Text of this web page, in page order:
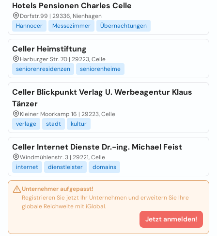
Hotels Pensionen Charles Celle
Dorfstr.99 | 29336, Nienhagen
Hannocer
Messezimmer Übernachtungen
Celler Heimstiftung
Harburger Str. 70 | 29223, Celle
seniorenresidenzen
seniorenheime
Celler Blickpunkt Verlag U. Werbeagentur Klaus
Tänzer
Kleiner Moorkamp 16 | 29223, Celle
verlage
stadt kultur
Celler Internet Dienste Dr.-ing. Michael Feist
Windmühlenstr. 3 | 29221, Celle
internet
dienstleister domains
Unternehmer aufgepasst!
Registrieren Sie jetzt Ihr Unternehmen und erweitern Sie Ihre
globale Reichweite mit iGlobal.
Jetzt anmelden!